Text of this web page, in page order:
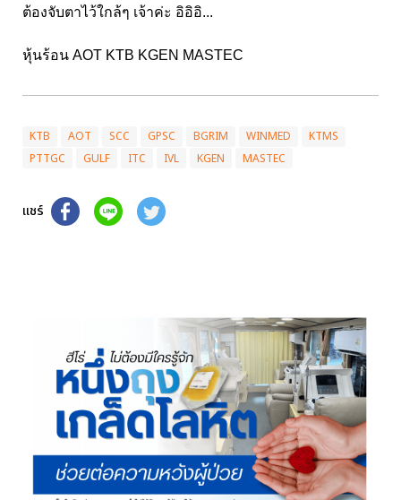
ต้องจับตาไว้ใกล้ๆ เจ้าค่ะ อิอิอิ...
หุ้นร้อน AOT KTB KGEN MASTEC
KTB AOT SCC GPSC BGRIM WINMED
KTMS
PTTGC
GULF ITC IVL KGEN MASTEC
แชร์